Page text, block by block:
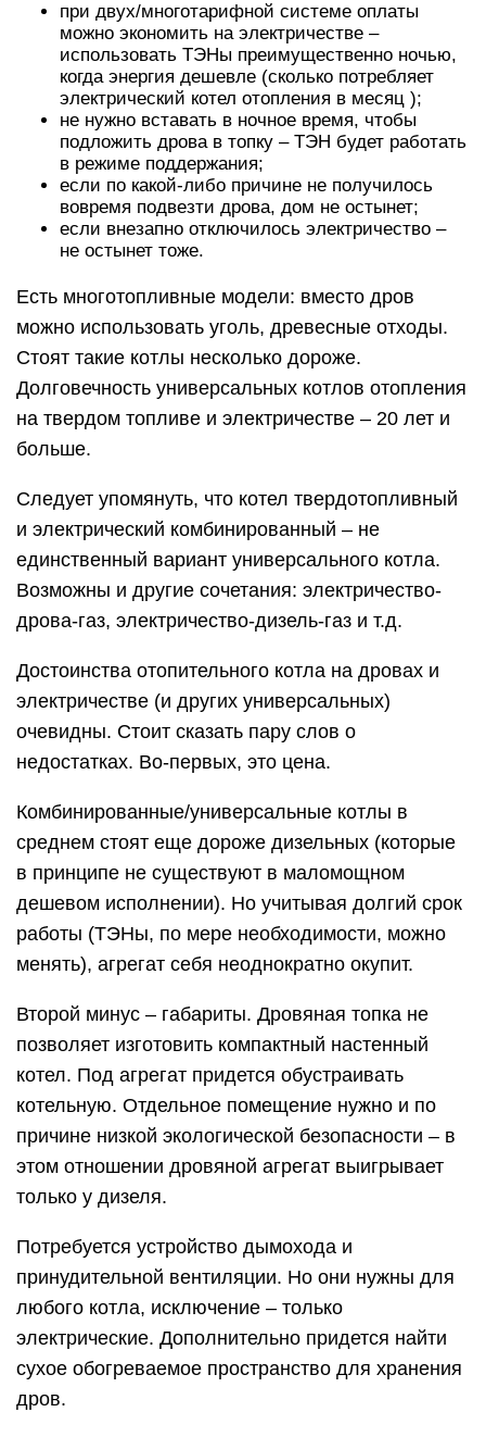
при двух/многотарифной системе оплаты
можно экономить на электричестве –
использовать ТЭНы преимущественно ночью,
когда энергия дешевле (сколько потребляет
электрический котел отопления в месяц );
не нужно вставать в ночное время, чтобы
подложить дрова в топку – ТЭН будет работать
в режиме поддержания;
если по какой-либо причине не получилось
вовремя подвезти дрова, дом не остынет;
если внезапно отключилось электричество –
не остынет тоже.
Есть многотопливные модели: вместо дров
можно использовать уголь, древесные отходы.
Стоят такие котлы несколько дороже.
Долговечность универсальных котлов отопления
на твердом топливе и электричестве – 20 лет и
больше.
Следует упомянуть, что котел твердотопливный
и электрический комбинированный – не
единственный вариант универсального котла.
Возможны и другие сочетания: электричество-
дрова-газ, электричество-дизель-газ и т.д.
Достоинства отопительного котла на дровах и
электричестве (и других универсальных)
очевидны. Стоит сказать пару слов о
недостатках. Во-первых, это цена.
Комбинированные/универсальные котлы в
среднем стоят еще дороже дизельных (которые
в принципе не существуют в маломощном
дешевом исполнении). Но учитывая долгий срок
работы (ТЭНы, по мере необходимости, можно
менять), агрегат себя неоднократно окупит.
Второй минус – габариты. Дровяная топка не
позволяет изготовить компактный настенный
котел. Под агрегат придется обустраивать
котельную. Отдельное помещение нужно и по
причине низкой экологической безопасности – в
этом отношении дровяной агрегат выигрывает
только у дизеля.
Потребуется устройство дымохода и
принудительной вентиляции. Но они нужны для
любого котла, исключение – только
электрические. Дополнительно придется найти
сухое обогреваемое пространство для хранения
дров.